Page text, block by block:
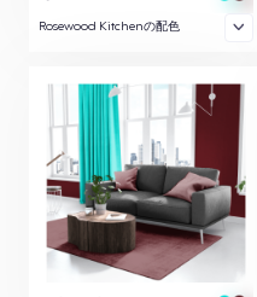
Rosewood Kitchenの配色